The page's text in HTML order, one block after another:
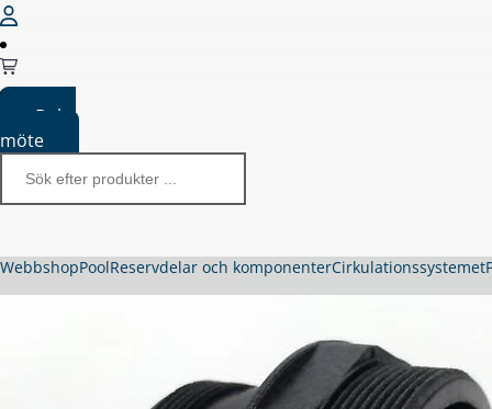
Boka
möte
WebbshopPoolReservdelar och komponenterCirkulationssystemet